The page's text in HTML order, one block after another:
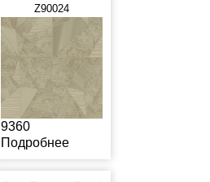
Z90024
9360
Подробнее